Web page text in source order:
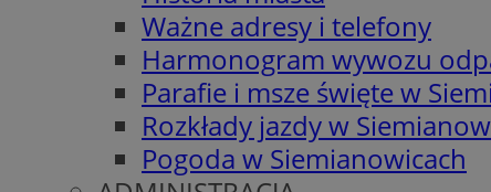
Ważne adresy i telefony
Harmonogram wywozu
Parafie i msze święte w
Rozkłady jazdy w
Pogoda w Siemianowicach